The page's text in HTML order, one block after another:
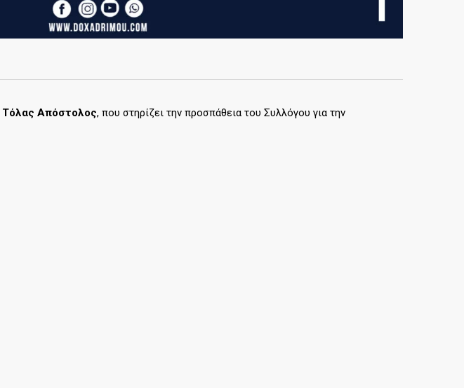
Τόλας Απόστολος, που στηρίζει την προσπάθεια του Συλλόγου για την